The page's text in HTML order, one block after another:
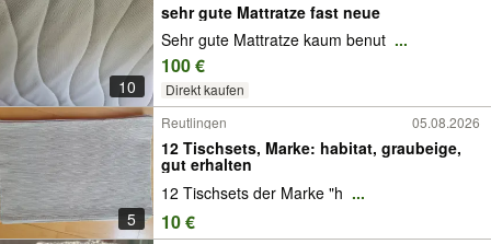
10
sehr gute Mattratze fast neue
Sehr gute Mattratze kaum benut ...
100 €
Direkt kaufen
5
Reutlingen 05.08.2026
12 Tischsets, Marke: habitat, graubeige,
gut erhalten
12 Tischsets der Marke "h ...
10 €